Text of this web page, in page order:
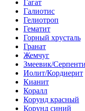
Гагат
Галиотис
Гелиотроп
Гематит
Горный хрусталь
Гранат
Жемчуг
Змеевик/
Иолит/Кордиерит
Кианит
Коралл
Корунд красный
Корунд синий